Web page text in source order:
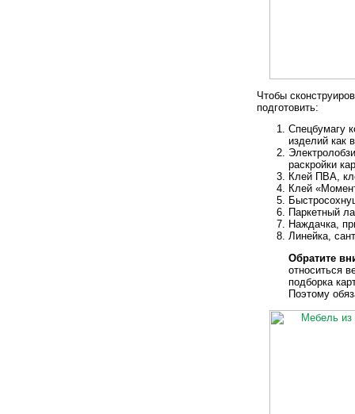
Чтобы
подготовить:
Спецбумагу
изделий как
раскройки
Клей ПВА,
Клей
Паркетный
Наждачка,
Линейка,
Обратите
относиться
подборка
Поэтому